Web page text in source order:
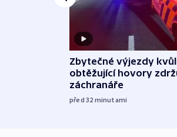
Zbytečné výjezdy
obtěžující hovory
záchranáře
před 32 minutami